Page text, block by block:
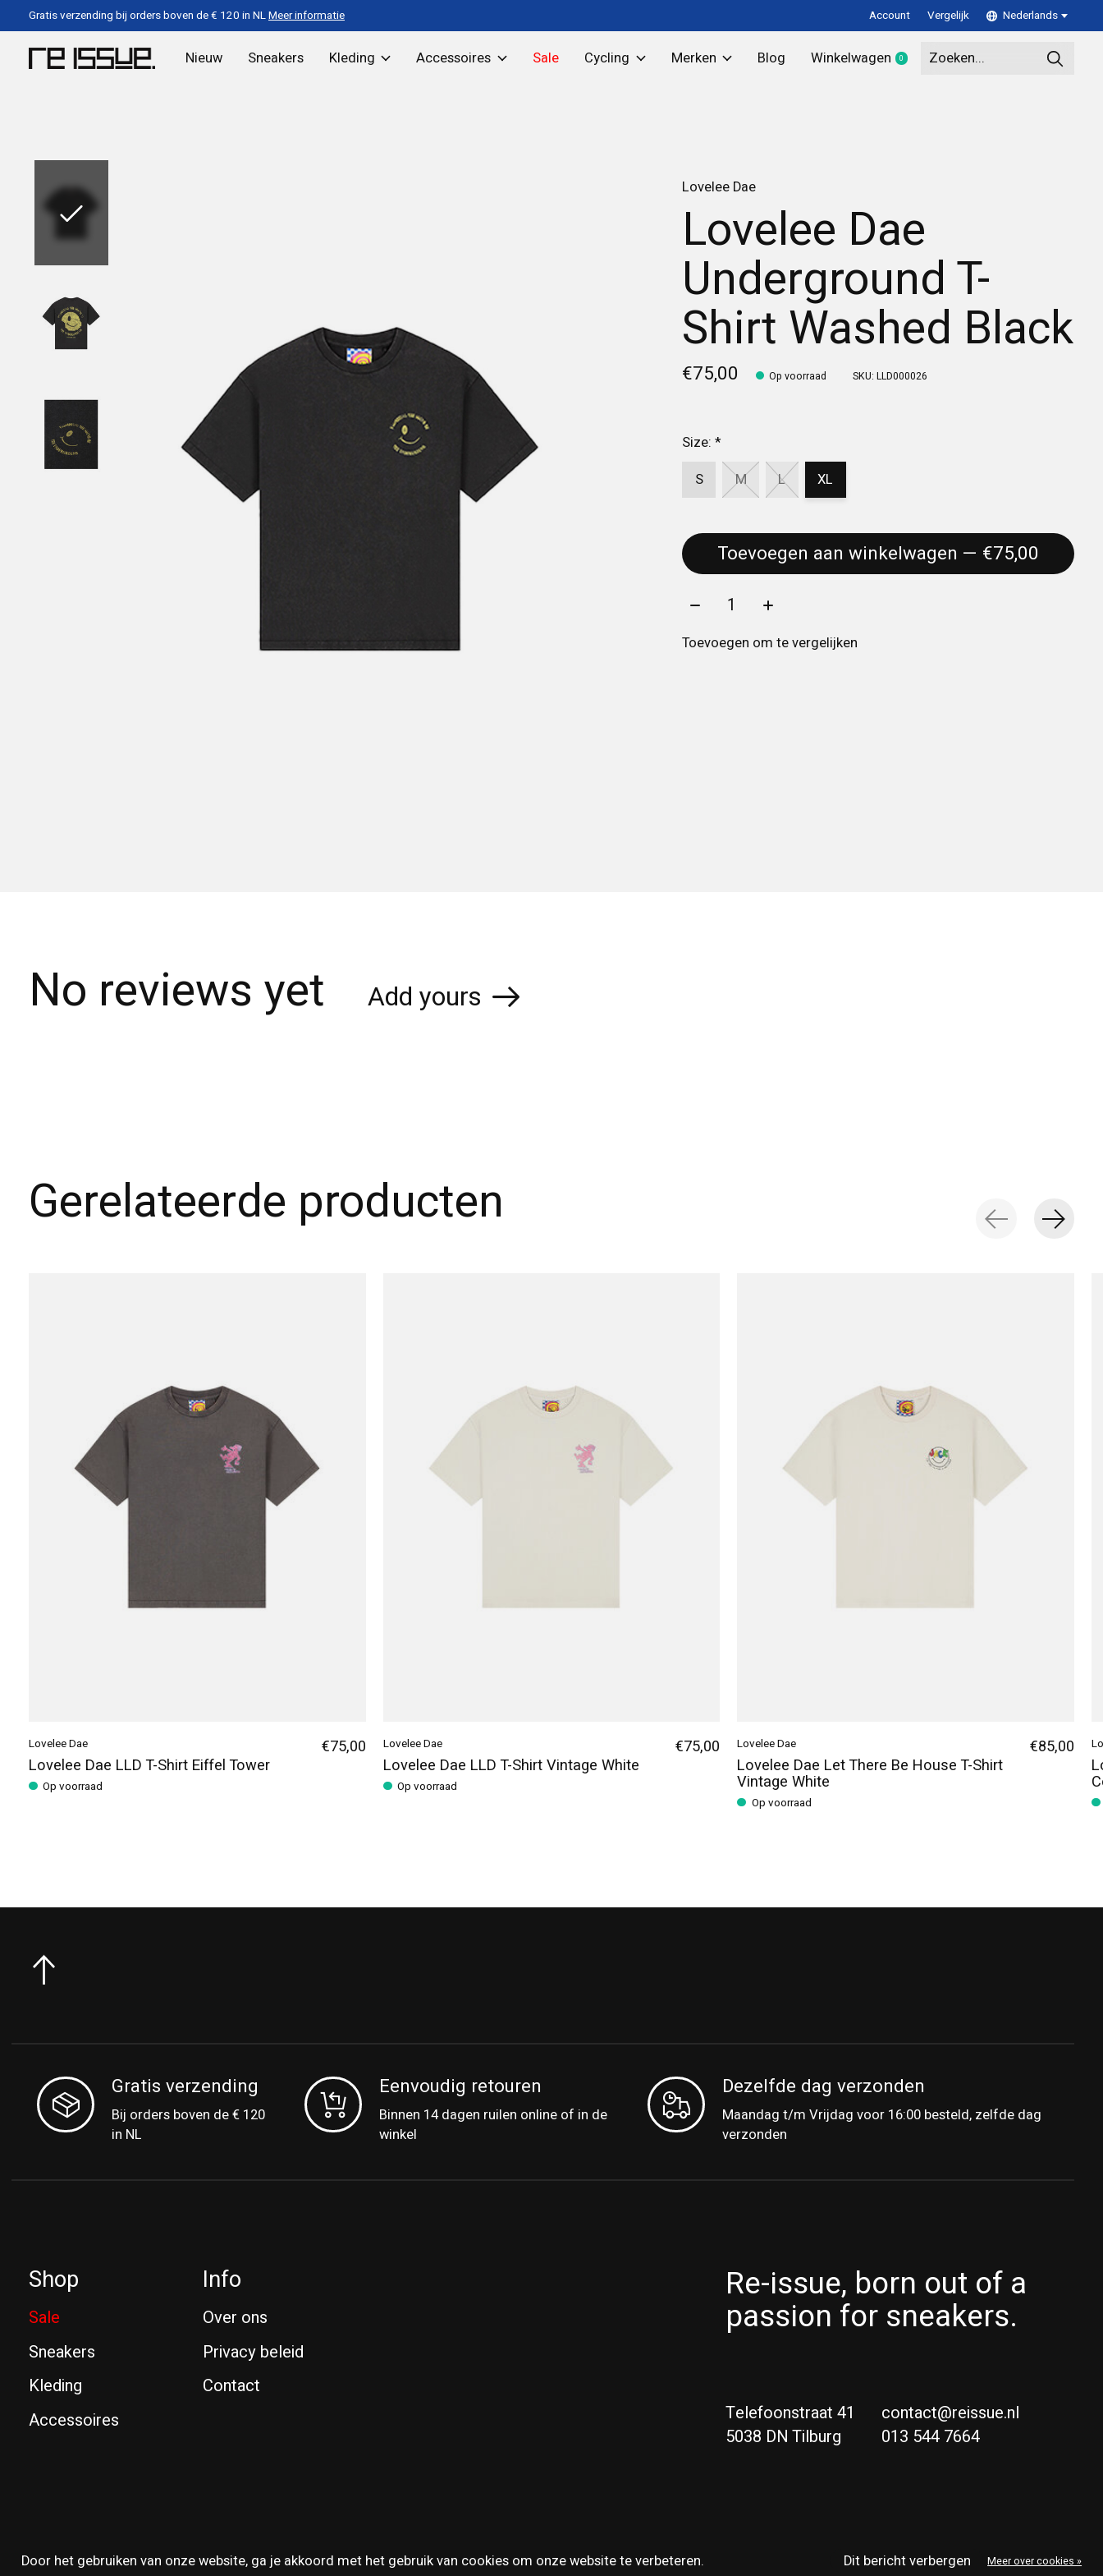
Gratis verzending bij orders boven de € 120 in NLMeer informatie Account Vergelijk Nederlands
Nieuw Sneakers Kleding Accessoires Sale Cycling Merken Blog Winkelwagen 0items
Lovelee Dae
Lovelee Dae
Underground T-
Shirt Washed Black
€75,00 Op voorraad SKU: LLD000026
Size:*
S
M L XL
Toevoegen aan winkelwagen — €75,00
Aantal:
Toevoegen om te vergelijken
No reviews yet Add yours
Gerelateerde producten
Lovelee Dae
Lovelee Dae LLD T-Shirt Eiffel Tower
Op voorraad
€75,00 Lovelee Dae
Lovelee Dae LLD T-Shirt Vintage White
Op voorraad
€75,00 Lovelee Dae
Lovelee Dae Let There Be House T-Shirt
Vintage White
Op voorraad
€85,00
Gratis verzending
Bij orders boven de € 120
in NL
Eenvoudig retouren
Binnen 14 dagen ruilen online of in de
winkel
Dezelfde dag verzonden
Maandag t/m Vrijdag voor 16:00 besteld, zelfde dag
verzonden
Shop
Sale
Sneakers
Kleding
Accessoires
Info
Over ons
Privacy beleid
Contact
Re-issue, born out of a
passion for sneakers.
Telefoonstraat 41
5038 DN Tilburg
contact@reissue.nl
013 544 7664
Door het gebruiken van onze website, ga je akkoord met het gebruik van cookies om onze website te verbeteren.
Dit bericht verbergen Meer over cookies »